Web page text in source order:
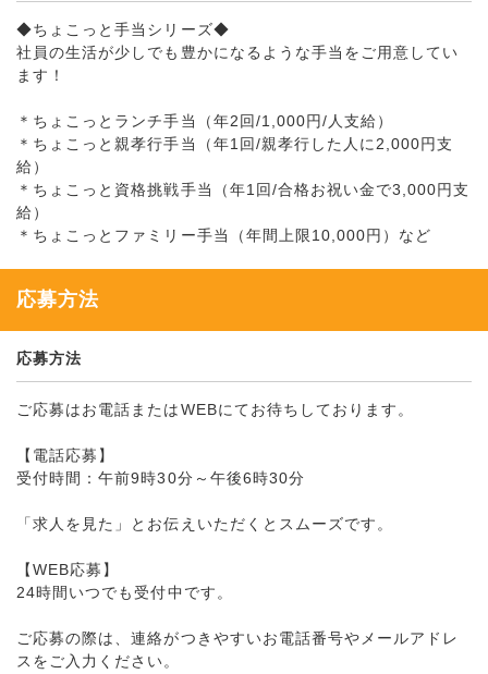
◆ちょこっと手当シリーズ◆
社員の生活が少しでも豊かになるような手当をご用意してい
ます！
＊ちょこっとランチ手当（年2回/1,000円/人支給）
＊ちょこっと親孝行手当（年1回/親孝行した人に2,000円支
給）
＊ちょこっと資格挑戦手当（年1回/合格お祝い金で3,000円支
給）
＊ちょこっとファミリー手当（年間上限10,000円）など
応募方法
応募方法
ご応募はお電話またはWEBにてお待ちしております。
【電話応募】
受付時間：午前9時30分～午後6時30分
「求人を見た」とお伝えいただくとスムーズです。
【WEB応募】
24時間いつでも受付中です。
ご応募の際は、連絡がつきやすいお電話番号やメールアドレ
スをご入力ください。